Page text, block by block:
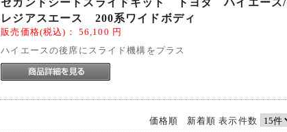
セカンドシートスライドキット トヨタ ハイエース/
レジアスエース 200系ワイドボディ
販売価格(税込)： 56,100 円
ハイエースの後席にスライド機構をプラス
価格順 新着順 表示件数